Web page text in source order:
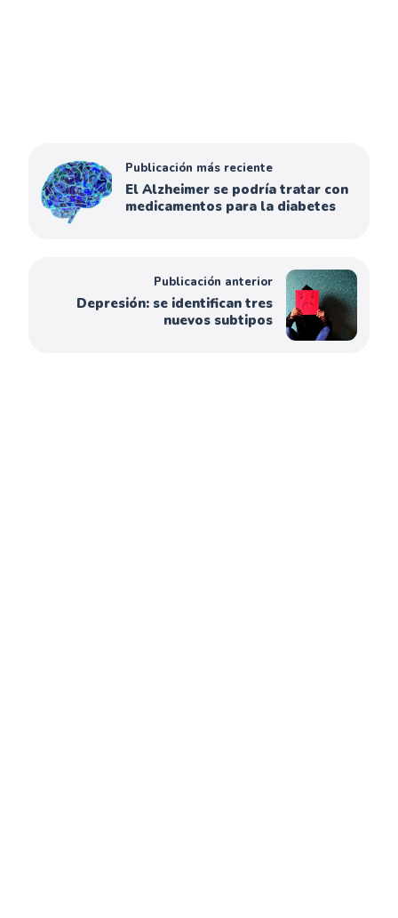
Publicación más reciente
El Alzheimer se podría tratar con
medicamentos para la diabetes
Publicación anterior
Depresión: se identifican tres
nuevos subtipos